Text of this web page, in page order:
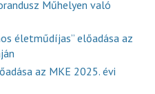
Műhelyen való
életműdíjas” előadása az
az MKE 2025. évi